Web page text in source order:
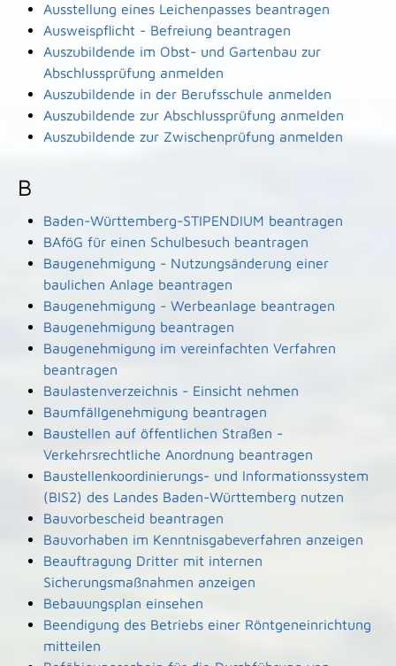
Ausstellung eines Leichenpasses beantragen
Ausweispflicht - Befreiung beantragen
Auszubildende im Obst- und Gartenbau zur
Abschlussprüfung anmelden
Auszubildende in der Berufsschule anmelden
Auszubildende zur Abschlussprüfung anmelden
Auszubildende zur Zwischenprüfung anmelden
B
Baden-Württemberg-STIPENDIUM beantragen
BAföG für einen Schulbesuch beantragen
Baugenehmigung - Nutzungsänderung einer
baulichen Anlage beantragen
Baugenehmigung - Werbeanlage beantragen
Baugenehmigung beantragen
Baugenehmigung im vereinfachten Verfahren
beantragen
Baulastenverzeichnis - Einsicht nehmen
Baumfällgenehmigung beantragen
Baustellen auf öffentlichen Straßen -
Verkehrsrechtliche Anordnung beantragen
Baustellenkoordinierungs- und Informationssystem
(BIS2) des Landes Baden-Württemberg nutzen
Bauvorbescheid beantragen
Bauvorhaben im Kenntnisgabeverfahren anzeigen
Beauftragung Dritter mit internen
Sicherungsmaßnahmen anzeigen
Bebauungsplan einsehen
Beendigung des Betriebs einer Röntgeneinrichtung
mitteilen